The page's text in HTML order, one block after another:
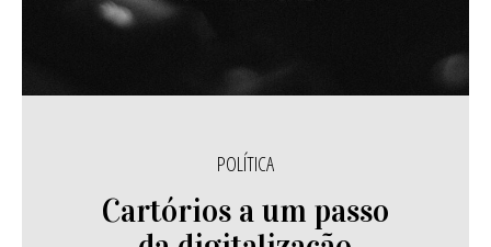
POLÍTICA
Cartórios a um passo